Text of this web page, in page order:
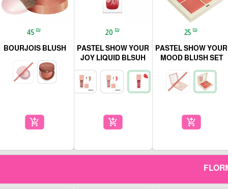
25 ₪
PASTEL SHOW YOUR
MOOD BLUSH SET
add_shopping_cart
20 ₪
PASTEL SHOW YOUR
JOY LIQUID BLSUH
add_shopping_cart
45 ₪
BOURJOIS BLUSH
add_shopping_cart